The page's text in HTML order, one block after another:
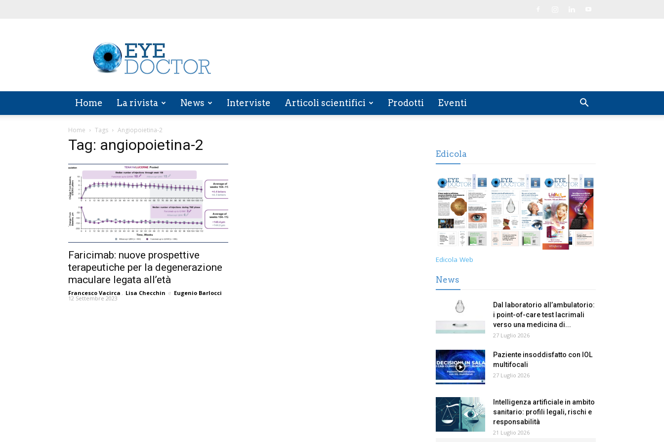
EYE
DOCTOR
Home La rivista News Interviste Articoli scientifici Prodotti Eventi
Home Tags Angiopoietina-2
Tag: angiopoietina-2
Faricimab: nuove prospettive
terapeutiche per la degenerazione
maculare legata all’età
Francesco Vacirca , Lisa Checchin e Eugenio Barlocci
12 Settembre 2023
Edicola
Edicola Web
News
Dal laboratorio all’ambulatorio:
i point-of-care test lacrimali
verso una medicina di...
27 Luglio 2026
Paziente insoddisfatto con IOL
multifocali
27 Luglio 2026
Intelligenza artificiale in ambito
sanitario: profili legali, rischi e
responsabilità
21 Luglio 2026